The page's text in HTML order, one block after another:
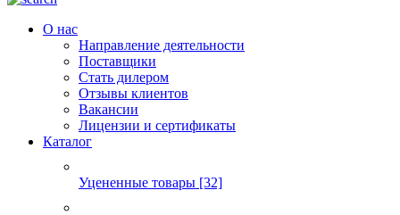
О нас
Направление деятельности
Поставщики
Стать дилером
Отзывы клиентов
Вакансии
Лицензии и сертификаты
Каталог
Уцененные товары [32]